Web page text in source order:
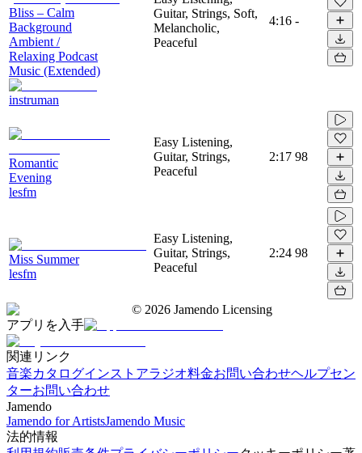
Bliss – Calm
Background
Ambient /
Relaxing Podcast
Music (Extended)
instruman
Guitar, Strings, Soft,
Melancholic,
Peaceful
4:16 -
Romantic
Evening
lesfm
Easy Listening,
Guitar, Strings,
Peaceful
2:17 98
Miss Summer
lesfm
Easy Listening,
Guitar, Strings,
Peaceful
2:24 98
© 2026 Jamendo Licensing
アプリを入手
関連リンク
音楽カタログインストアラジオ料金お問い合わせヘルプセン
ターお問い合わせ
Jamendo
Jamendo for ArtistsJamendo Music
法的情報